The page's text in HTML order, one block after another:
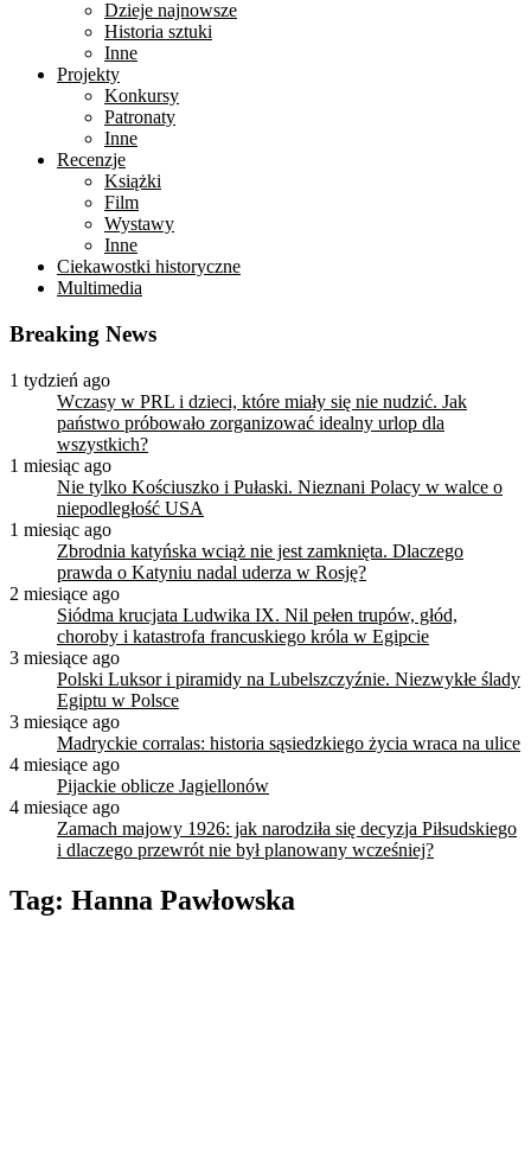
Dzieje najnowsze
Historia sztuki
Inne
Projekty
Konkursy
Patronaty
Inne
Recenzje
Książki
Film
Wystawy
Inne
Ciekawostki historyczne
Multimedia
Breaking News
1 tydzień ago
Wczasy w PRL i dzieci, które miały się nie nudzić. Jak
państwo próbowało zorganizować idealny urlop dla
wszystkich?
1 miesiąc ago
Nie tylko Kościuszko i Pułaski. Nieznani Polacy w walce o
niepodległość USA
1 miesiąc ago
Zbrodnia katyńska wciąż nie jest zamknięta. Dlaczego
prawda o Katyniu nadal uderza w Rosję?
2 miesiące ago
Siódma krucjata Ludwika IX. Nil pełen trupów, głód,
choroby i katastrofa francuskiego króla w Egipcie
3 miesiące ago
Polski Luksor i piramidy na Lubelszczyźnie. Niezwykłe ślady
Egiptu w Polsce
3 miesiące ago
Madryckie corralas: historia sąsiedzkiego życia wraca na ulice
4 miesiące ago
Pijackie oblicze Jagiellonów
4 miesiące ago
Zamach majowy 1926: jak narodziła się decyzja Piłsudskiego
i dlaczego przewrót nie był planowany wcześniej?
Tag: Hanna Pawłowska